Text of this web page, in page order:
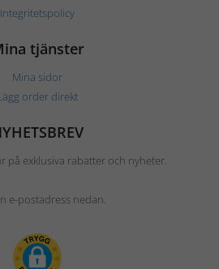
Integritetspolicy
tjänster
Mina sidor
order direkt
på exklusiva rabatter och nyheter.
e-postadress nedan.